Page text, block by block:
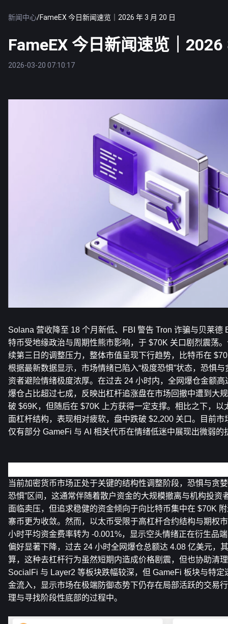
新闻中心/FameEX 今日新闻速览｜2026 年 3 月 20 日
FameEX 今日新闻速览｜
2026-03-20 07:10:17
Solana 营收降至 18 个月新低、FBI 警告 Tron 诈骗与贝莱德
特币受地缘政治与周期性熊市影响，于 $70K 关口剧烈震荡
续第三日的调整压力，整体市值呈现下行趋势，比特币在
根据最新数据显示，市场情绪已陷入“极度恐惧”状态，恐惧
资者避险情绪极度浓厚。在过去 24 小时内，全网爆仓金额
爆仓占比超过七成，反映出杠杆追涨盘在市场回撤中遭到大
破 $69K，但随后在 $70K 上方获得一定支撑。相比之下，以
面杠杆结构，表现相对疲软，盘中跌破 $2,200 关口。目前
仅有部分 GameFi 与 AI 相关代币在情绪低迷中展现出微弱的
当前加密货币市场正处于关键的结构性调整阶段，恐惧与贪
恐惧”区间，这通常伴随着散户资金的大规模撤离与机构投资
面临卖压，但追求稳健的资金倾向于向比特币集中在 $70K
寨币更为收敛。然而，以太币受限于高杠杆合约结构与期权
小时平均资金费率转为 -0.001%，显示空头情绪正在衍生品
偏好显著下降，过去 24 小时全网爆仓总额达 4.08 亿美元，
算，这种去杠杆行为虽然短期内造成价格剧震，但也协助清
SocialFi 与 Layer2 等板块跌幅较深，但 GameFi 板块与特
金流入，显示市场在极端防御态势下仍存在局部活跃的交易
理与寻找阶段性底部的过程中。